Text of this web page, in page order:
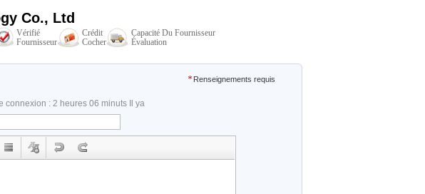
Co., Ltd
Vérifié
Fournisseur
Crédit
Cocher
Capacité Du Fournisseur
Évaluation
Renseignements requis
connexion : 2 heures 06 minuts Il ya